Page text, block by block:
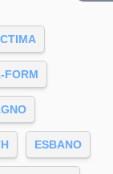
FORM
ESBANO